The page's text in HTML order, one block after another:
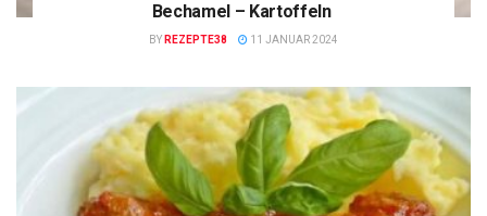
Bechamel – Kartoffeln
BY REZEPTE38 11 JANUAR 2024